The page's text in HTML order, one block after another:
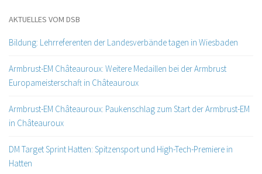
AKTUELLES VOM DSB
Bildung: Lehrreferenten der Landesverbände tagen in Wiesbaden
Armbrust-EM Châteauroux: Weitere Medaillen bei der Armbrust
Europameisterschaft in Châteauroux
Armbrust-EM Châteauroux: Paukenschlag zum Start der Armbrust-EM
in Châteauroux
DM Target Sprint Hatten: Spitzensport und High-Tech-Premiere in
Hatten